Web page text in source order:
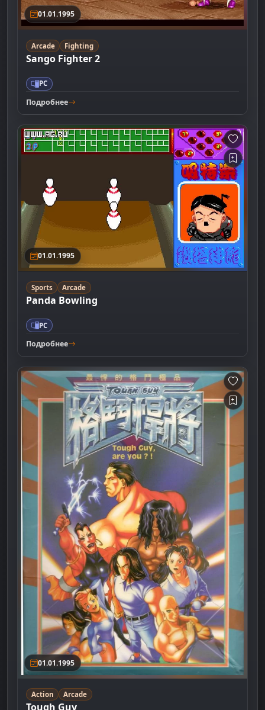
01.01.1995
Arcade Fighting
Sango Fighter 2
PC
Подробнее
01.01.1995
Sports Arcade
Panda Bowling
PC
Подробнее
01.01.1995
Action Arcade
Tough Guy